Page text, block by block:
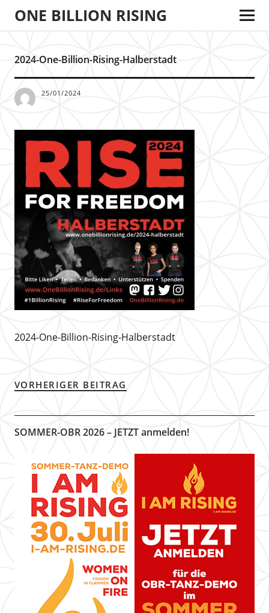
ONE BILLION RISING
2024-One-Billion-Rising-Halberstadt
25/01/2024
2024-One-Billion-Rising-Halberstadt
VORHERIGER BEITRAG
SOMMER-OBR 2026 – JETZT anmelden!